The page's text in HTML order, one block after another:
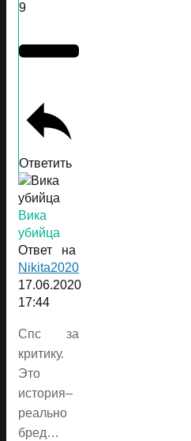
9
Ответить
Вика
убийца
Ответ на
Nikita2020
17.06.2020
17:44
Спс за
критику.
Это
история–
реально
бред…